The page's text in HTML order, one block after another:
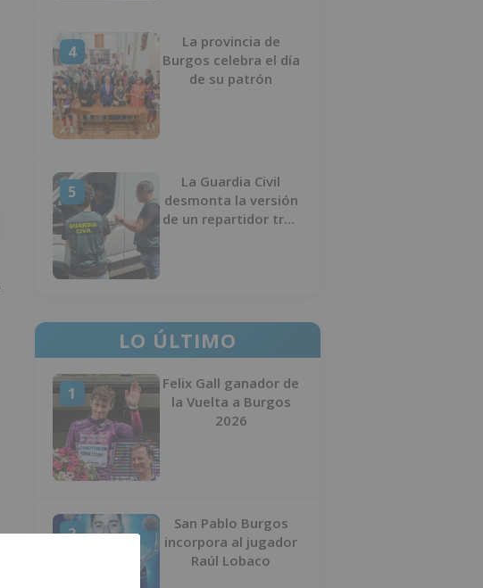
4
La provincia de
Burgos celebra el día
de su patrón
5
La Guardia Civil
desmonta la versión
de un repartidor tras
LO ÚLTIMO
1
Felix Gall ganador de
la Vuelta a Burgos
2026
2
San Pablo Burgos
incorpora al jugador
Raúl Lobaco